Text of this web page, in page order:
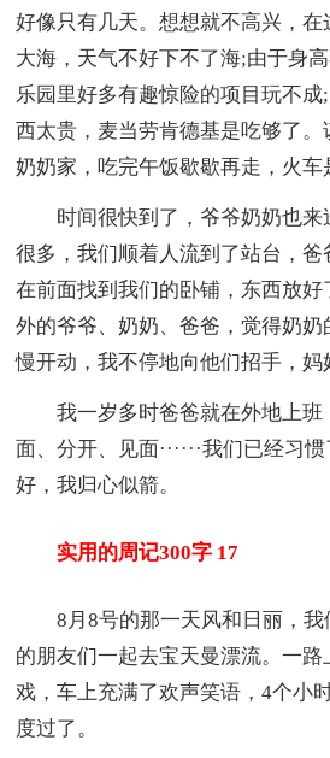
好像只有几天。想想就不高兴，
大海，天气不好下不了海;由于身
乐园里好多有趣惊险的项目玩不
西太贵，麦当劳肯德基是吃够了
奶奶家，吃完午饭歇歇再走，火车
时间很快到了，爷爷奶奶也来
很多，我们顺着人流到了站台，
在前面找到我们的卧铺，东西放
外的爷爷、奶奶、爸爸，觉得奶奶
慢开动，我不停地向他们招手，妈
我一岁多时爸爸就在外地上班
面、分开、见面······我们已经习
好，我归心似箭。
实用的周记300字 17
8月8号的那一天风和日丽，我
的朋友们一起去宝天曼漂流。一
戏，车上充满了欢声笑语，4个小
度过了。